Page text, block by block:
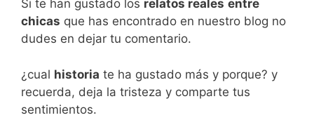
Si te han gustado los relatos reales entre
chicas que has encontrado en nuestro blog no
dudes en dejar tu comentario.
¿cual historia te ha gustado más y porque? y
recuerda, deja la tristeza y comparte tus
sentimientos.